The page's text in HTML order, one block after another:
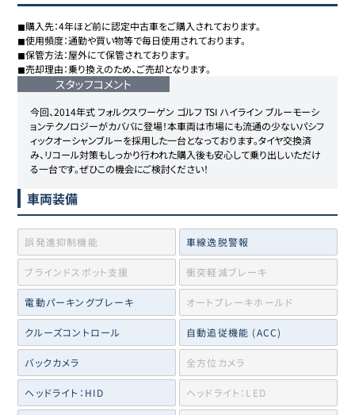
◼︎購入先：4年ほど前に認定中古車をご購入されております。
◼︎使用頻度：通勤や買い物等で毎日使用されております。
◼︎保管方法：屋外にて保管されております。
◼︎売却理由：乗り換えのため、ご売却となります。
スタッフコメント
今回、2014年式 フォルクスワーゲン ゴルフ TSI ハイライン ブルーモーシ
ョンテクノロジーがカババに登場！本車両は市場にも流通の少ないパシフ
ィックオーシャンブルーを採用した一台となっております。タイヤ交換済
み、リコール対策もしっかり行われた購入後も安心して乗り出しいただけ
る一台です。ぜひこの機会にご検討ください！
車両装備
誤発進抑制機能 車線逸脱警報
ブラインドスポット支援 衝突軽減ブレーキ
電動パーキングブレーキ オートブレーキホールド
クルーズコントロール 自動追従機能 (ACC)
バックカメラ 全方位カメラ
ヘッドライト：HID ヘッドライト：LED